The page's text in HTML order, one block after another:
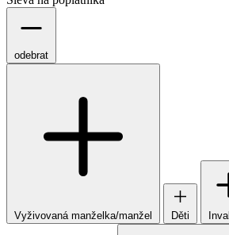
odebrat
Vyživovaná manželka/manžel Děti